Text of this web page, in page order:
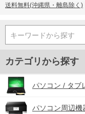
送料無料(沖縄県・離島除く)
キーワードから探す
カテゴリから探す
パソコン / タブ
パソコン周辺機